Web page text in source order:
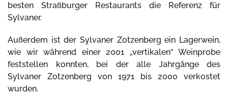
besten Straßburger Restaurants die Referenz für
Sylvaner.
Außerdem ist der Sylvaner Zotzenberg ein Lagerwein,
wie wir während einer 2001 „vertikalen“ Weinprobe
feststellen konnten, bei der alle Jahrgänge des
Sylvaner Zotzenberg von 1971 bis 2000 verkostet
wurden.